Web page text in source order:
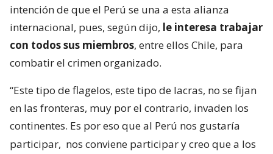
intención de que el Perú se una a esta alianza
internacional, pues, según dijo, le interesa trabajar
con todos sus miembros, entre ellos Chile, para
combatir el crimen organizado.
“Este tipo de flagelos, este tipo de lacras, no se fijan
en las fronteras, muy por el contrario, invaden los
continentes. Es por eso que al Perú nos gustaría
participar, nos conviene participar y creo que a los